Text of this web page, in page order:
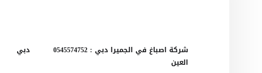
‫شركة اصباغ في الجميرا دبي : 0545574752 دبي
العين